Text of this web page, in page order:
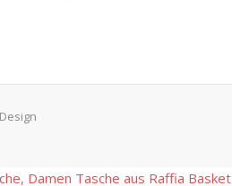
Damen Tasche aus Raffia Basket